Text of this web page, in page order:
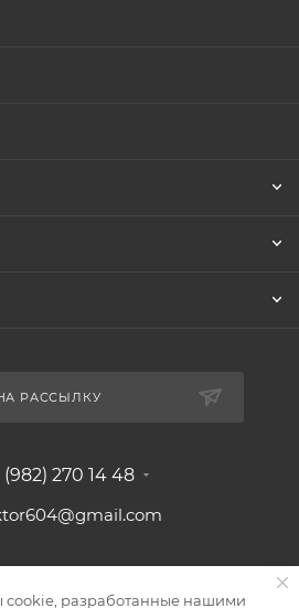
РАССЫЛКУ
(982) 270 14 48
88/5
разработанные нашими